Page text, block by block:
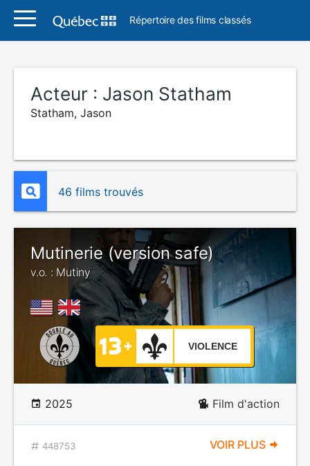
Répertoire des films classés
Acteur : Jason Statham
Statham, Jason
46 films trouvés
Mutinerie (version safe)
v.o. : Mutiny
VIOLENCE
2025 Film d'action
448753 VOIR PLUS